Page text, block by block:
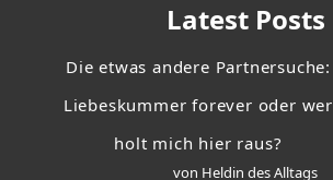
Latest Posts
Die etwas andere Partnersuche:
Liebeskummer forever oder wer
holt mich hier raus?
von Heldin des Alltags